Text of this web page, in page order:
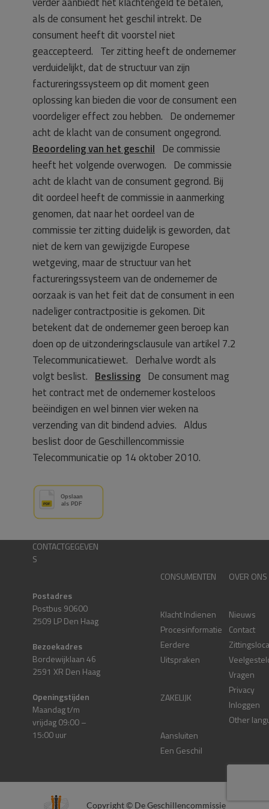
als de consument het geschil intrekt. De
consument heeft dit voorstel niet
geaccepteerd. Ter zitting heeft de ondernemer
verduidelijkt, dat de structuur van zijn
factureringssysteem op dit moment geen
oplossing kan bieden die voor de consument een
voordeliger effect zou hebben. De ondernemer
acht de klacht van de consument ongegrond.
Beoordeling van het geschil De commissie
heeft het volgende overwogen. De commissie
acht de klacht van de consument gegrond. Bij
dit oordeel heeft de commissie in aanmerking
genomen, dat naar het oordeel van de
commissie ter zitting duidelijk is geworden, dat
niet de kern van gewijzigde Europese
wetgeving, maar de structuur van het
factureringssysteem van de ondernemer de
oorzaak is van het feit dat de consument in een
nadeliger contractpositie is gekomen. Dit
betekent dat de ondernemer geen beroep kan
doen op de uitzonderingsclausule van artikel 7.2
Telecommunicatiewet. Derhalve wordt als
volgt beslist. Beslissing De consument mag
het contract met de ondernemer kosteloos
beëindigen en wel binnen vier weken na
verzending van dit bindend advies. Aldus
beslist door de Geschillencommissie
Telecommunicatie op 14 oktober 2010.
CONTACTGEGEVEN
S
Postadres
Postbus 90600
2509 LP Den Haag
Bezoekadres
Bordewijklaan 46
2591 XR Den Haag
Openingstijden
Maandag t/m
vrijdag 09:00 –
15:00 uur
CONSUMENTEN
Klacht Indienen
Procesinformatie
Eerdere
Uitspraken
ZAKELIJK
Aansluiten
Een Geschil
OVER ONS
Nieuws
Contact
Vragen
Privacy
Inloggen
Other
Copyright © De Geschillencommissie